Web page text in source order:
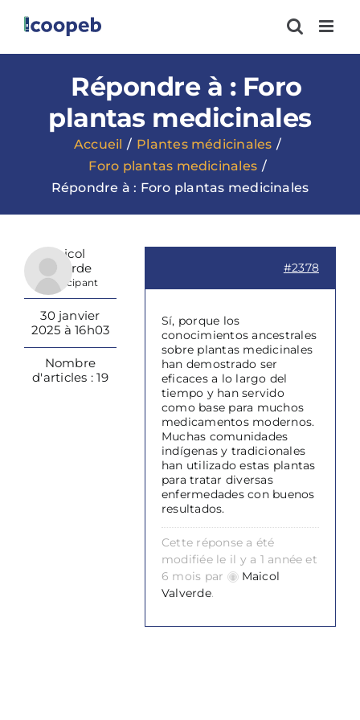
contenu
Répondre à : Foro
plantas medicinales
Accueil
Plantes médicinales
Foro plantas medicinales
Répondre à : Foro plantas medicinales
Maicol
Valverde
Participant
30 janvier
2025 à 16h03
Nombre
d'articles : 19
#2378
Sí, porque los
conocimientos ancestrales
sobre plantas medicinales
han demostrado ser
eficaces a lo largo del
tiempo y han servido
como base para muchos
medicamentos modernos.
Muchas comunidades
indígenas y tradicionales
han utilizado estas plantas
para tratar diversas
enfermedades con buenos
resultados.
Cette réponse a été
modifiée le il y a 1 année et
6 mois par
Maicol
Valverde.